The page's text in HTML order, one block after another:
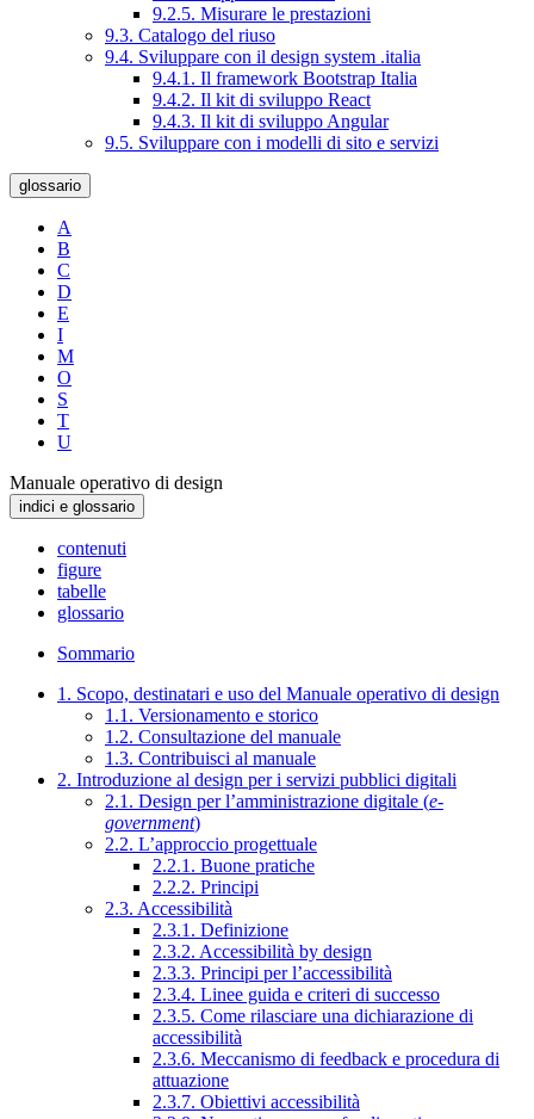
9.2.5. Misurare le prestazioni
9.3. Catalogo del riuso
9.4. Sviluppare con il design system .italia
9.4.1. Il framework Bootstrap Italia
9.4.2. Il kit di sviluppo React
9.4.3. Il kit di sviluppo Angular
9.5. Sviluppare con i modelli di sito e servizi
glossario
A
B
C
D
E
I
M
O
S
T
U
Manuale operativo di design
indici e glossario
contenuti
figure
tabelle
glossario
Sommario
1. Scopo, destinatari e uso del Manuale operativo di design
1.1. Versionamento e storico
1.2. Consultazione del manuale
1.3. Contribuisci al manuale
2. Introduzione al design per i servizi pubblici digitali
2.1. Design per l’amministrazione digitale (e-
government)
2.2. L’approccio progettuale
2.2.1. Buone pratiche
2.2.2. Principi
2.3. Accessibilità
2.3.1. Definizione
2.3.2. Accessibilità by design
2.3.3. Principi per l’accessibilità
2.3.4. Linee guida e criteri di successo
2.3.5. Come rilasciare una dichiarazione di
accessibilità
2.3.6. Meccanismo di feedback e procedura di
attuazione
2.3.7. Obiettivi accessibilità